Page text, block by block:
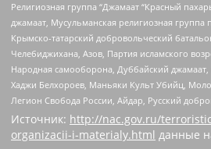
Религиозная группа “Джамаат “Красный
джамаат, Мусульманская религиозная группа
Крымско-татарский добровольческий
Челебиджихана, Азов, Партия исламского
Народная самооборона, Дуббайский джамаат,
Хаджи Белхороев, Маньяки Культ Убийц,
Легион Свобода России, Айдар, Русский
Источник: http://nac.gov.ru/
organizacii-i-materialy.html данные